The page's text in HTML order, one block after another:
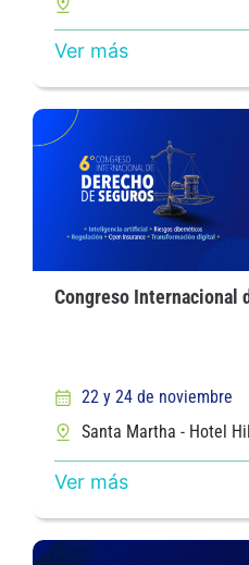
Ver más
Congreso Internacional
22 y 24 de noviembre
Santa Martha - Hotel
Ver más